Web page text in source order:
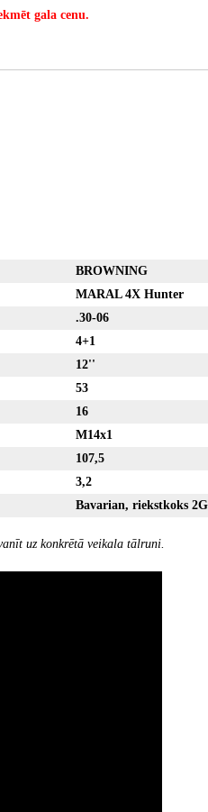
gala cenu.
BROWNING
MARAL 4X Hunter
.30-06
4+1
12''
53
16
M14x1
107,5
3,2
Bavarian, riekstkoks
uz konkrētā veikala tālruni.